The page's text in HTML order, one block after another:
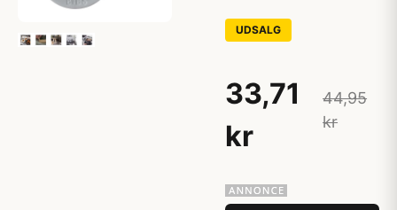
UDSALG
33,71
kr
44,95
kr